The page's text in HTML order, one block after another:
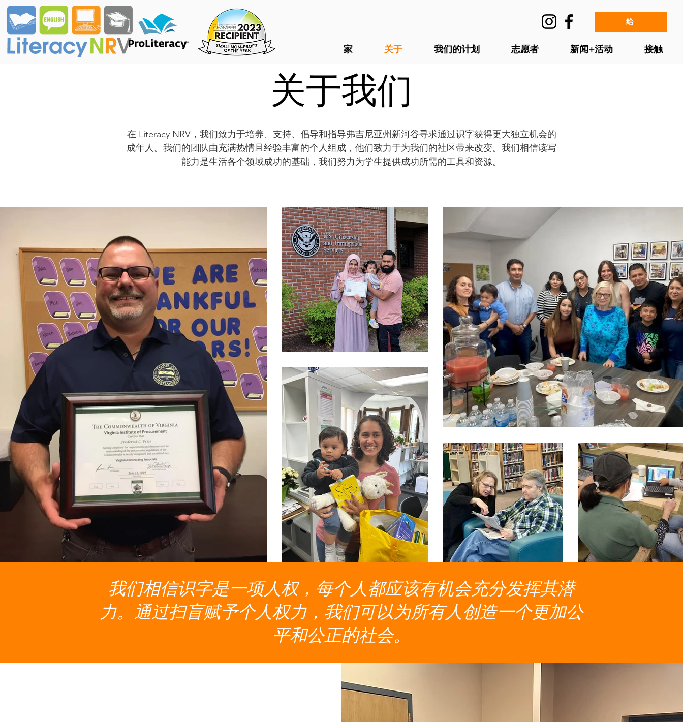
给
家 关于 我们的计划 志愿者 新闻+活动 接触
关于我们
在 Literacy NRV，我们致力于培养、支持、倡导和指导弗吉尼亚州新河谷寻求通过识字获得更大独立机会的
成年人。我们的团队由充满热情且经验丰富的个人组成，他们致力于为我们的社区带来改变。我们相信读写
能力是生活各个领域成功的基础，我们努力为学生提供成功所需的工具和资源。
我们相信识字是一项人权，每个人都应该有机会充分发挥其潜
力。通过扫盲赋予个人权力，我们可以为所有人创造一个更加公
平和公正的社会。